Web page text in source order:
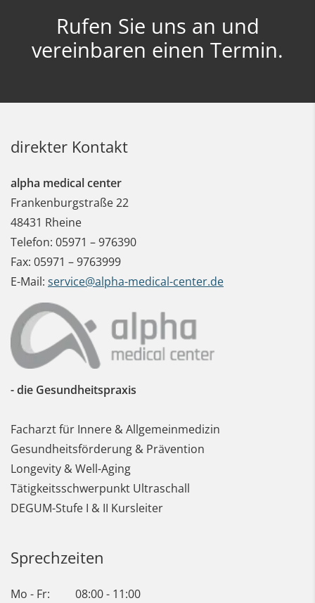
Rufen Sie uns an und
vereinbaren einen Termin.
direkter Kontakt
alpha medical center
Frankenburgstraße 22
48431 Rheine
Telefon: 05971 – 976390
Fax: 05971 – 9763999
E-Mail: service@alpha-medical-center.de
- die Gesundheitspraxis
Facharzt für Innere & Allgemeinmedizin
Gesundheitsförderung & Prävention
Longevity & Well-Aging
Tätigkeitsschwerpunkt Ultraschall
DEGUM-Stufe I & II Kursleiter
Sprechzeiten
Mo - Fr: 08:00 - 11:00